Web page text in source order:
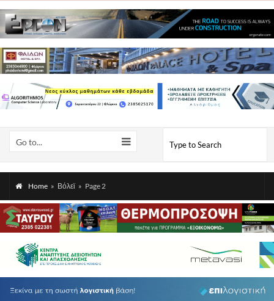
Go to...
Home » Βόλεϊ » Page 2